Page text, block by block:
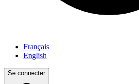
Français
English
Se connecter